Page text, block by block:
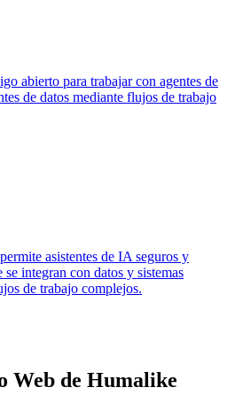
abierto para trabajar con agentes de
de datos mediante flujos de trabajo
asistentes de IA seguros y
integran con datos y sistemas
de trabajo complejos.
Web de Humalike